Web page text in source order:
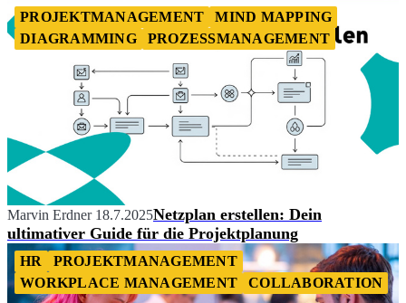
PROJEKTMANAGEMENT
MIND MAPPING
DIAGRAMMING
PROZESSMANAGEMENT
Marvin Erdner 18.7.2025Netzplan erstellen: Dein
ultimativer Guide für die Projektplanung
HR
PROJEKTMANAGEMENT
WORKPLACE MANAGEMENT
COLLABORATION